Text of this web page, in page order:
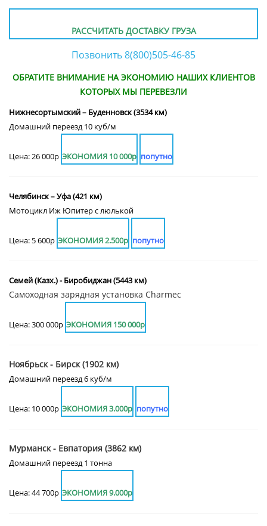
РАССЧИТАТЬ ДОСТАВКУ ГРУЗА
Позвонить 8(800)505-46-85
ОБРАТИТЕ ВНИМАНИЕ НА ЭКОНОМИЮ НАШИХ КЛИЕНТОВ
КОТОРЫХ МЫ ПЕРЕВЕЗЛИ
Нижнесортымский – Буденновск (3534 км)
Домашний переезд 10 куб/м
Цена: 26 000р ЭКОНОМИЯ 10 000р попутно
Челябинск – Уфа (421 км)
Мотоцикл Иж Юпитер с люлькой
Цена: 5 600р ЭКОНОМИЯ 2.500р попутно
Семей (Казх.) - Биробиджан (5443 км)
Самоходная зарядная установка Charmec
Цена: 300 000р ЭКОНОМИЯ 150 000р
Ноябрьск - Бирск (1902 км)
Домашний переезд 6 куб/м
Цена: 10 000р ЭКОНОМИЯ 3.000р попутно
Мурманск - Евпатория (3862 км)
Домашний переезд 1 тонна
Цена: 44 700р ЭКОНОМИЯ 9.000р